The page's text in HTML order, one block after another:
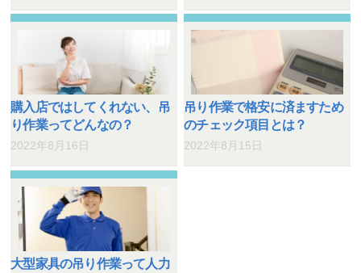
購入店ではしてくれない、吊
り作業ってどんなの？
2022年8月16日
吊り作業で格安に済ますため
のチェック項目とは？
2022年8月15日
大型家具の吊り作業って人力